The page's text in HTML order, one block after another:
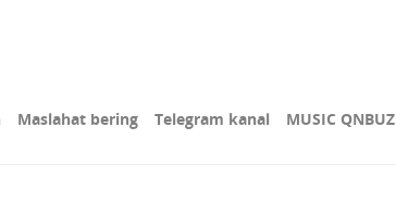
Maslahat bering Telegram kanal MUSIC QNBUZ